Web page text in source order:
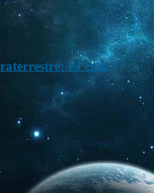
El caso